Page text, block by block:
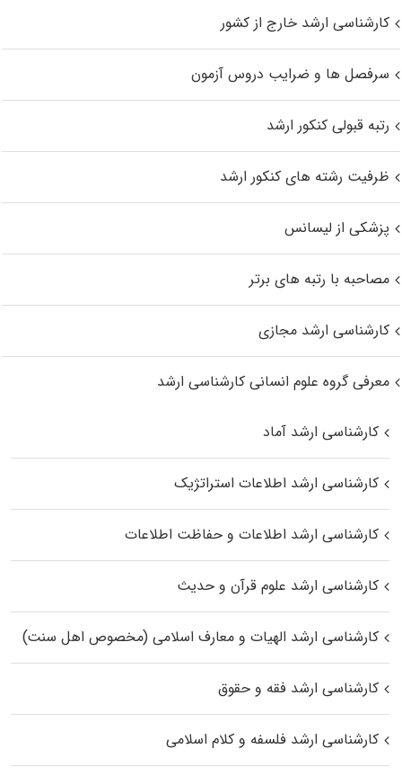
کارشناسی ارشد خارج از کشور
سرفصل ها و ضرایب دروس آزمون
رتبه قبولی کنکور ارشد
ظرفیت رشته های کنکور ارشد
پزشکی از لیسانس
مصاحبه با رتبه های برتر
کارشناسی ارشد مجازی
معرفی گروه علوم انسانی کارشناسی ارشد
کارشناسی ارشد آماد
کارشناسی ارشد اطلاعات استراتژیک
کارشناسی ارشد اطلاعات و حفاظت اطلاعات
کارشناسی ارشد علوم قرآن و حدیث
کارشناسی ارشد الهیات و معارف اسلامی (مخصوص اهل سنت)
کارشناسی ارشد فقه و حقوق
کارشناسی ارشد فلسفه و کلام اسلامی